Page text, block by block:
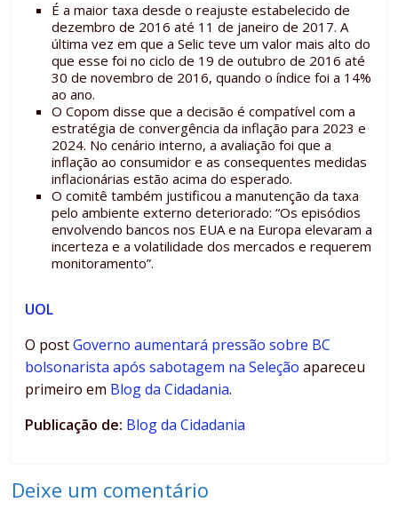
É a maior taxa desde o reajuste estabelecido de
dezembro de 2016 até 11 de janeiro de 2017. A
última vez em que a Selic teve um valor mais alto do
que esse foi no ciclo de 19 de outubro de 2016 até
30 de novembro de 2016, quando o índice foi a 14%
ao ano.
O Copom disse que a decisão é compatível com a
estratégia de convergência da inflação para 2023 e
2024. No cenário interno, a avaliação foi que a
inflação ao consumidor e as consequentes medidas
inflacionárias estão acima do esperado.
O comitê também justificou a manutenção da taxa
pelo ambiente externo deteriorado: “Os episódios
envolvendo bancos nos EUA e na Europa elevaram a
incerteza e a volatilidade dos mercados e requerem
monitoramento”.
UOL
O postGoverno aumentará pressão sobre BC
bolsonarista após sabotagem na Seleção apareceu
primeiro em Blog da Cidadania.
Publicação de: Blog da Cidadania
Deixe um comentário